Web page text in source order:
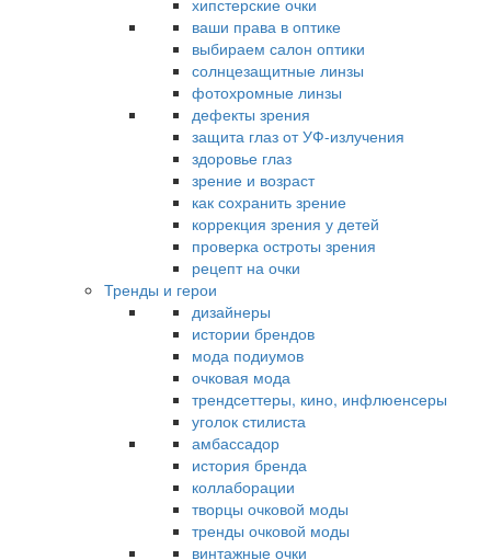
хипстерские очки
ваши права в оптике
выбираем салон оптики
солнцезащитные линзы
фотохромные линзы
дефекты зрения
защита глаз от УФ-излучения
здоровье глаз
зрение и возраст
как сохранить зрение
коррекция зрения у детей
проверка остроты зрения
рецепт на очки
Тренды и герои
дизайнеры
истории брендов
мода подиумов
очковая мода
трендсеттеры, кино, инфлюенсеры
уголок стилиста
амбассадор
история бренда
коллаборации
творцы очковой моды
тренды очковой моды
винтажные очки